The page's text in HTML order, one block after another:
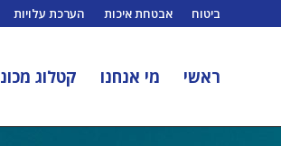
ביטוח אבטחת איכות הערכת עלויות
ראשי מי אנחנו קטלוג